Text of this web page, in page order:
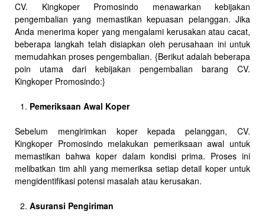
CV. Kingkoper Promosindo menawarkan kebijakan
pengembalian yang memastikan kepuasan pelanggan. Jika
Anda menerima koper yang mengalami kerusakan atau cacat,
beberapa langkah telah disiapkan oleh perusahaan ini untuk
memudahkan proses pengembalian. {Berikut adalah beberapa
poin utama dari kebijakan pengembalian barang CV.
Kingkoper Promosindo:}
Pemeriksaan Awal Koper
Sebelum mengirimkan koper kepada pelanggan, CV.
Kingkoper Promosindo melakukan pemeriksaan awal untuk
memastikan bahwa koper dalam kondisi prima. Proses ini
melibatkan tim ahli yang memeriksa setiap detail koper untuk
mengidentifikasi potensi masalah atau kerusakan.
Asuransi Pengiriman